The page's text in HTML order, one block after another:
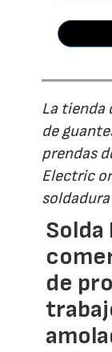
La tienda
de
prendas
Electric
soldadura
de